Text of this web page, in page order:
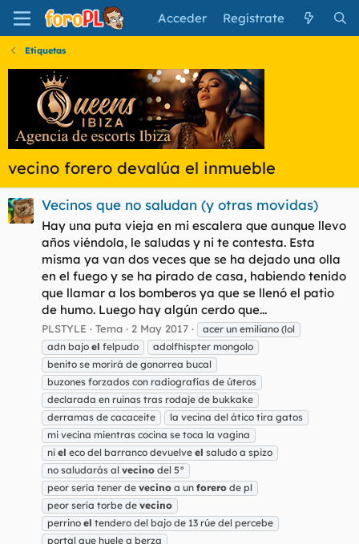
Acceder Regístrate
Etiquetas
vecino forero devalúa el inmueble
Vecinos que no saludan (y otras movidas)
Hay una puta vieja en mi escalera que aunque llevo
años viéndola, le saludas y ni te contesta. Esta
misma ya van dos veces que se ha dejado una olla
en el fuego y se ha pirado de casa, habiendo tenido
que llamar a los bomberos ya que se llenó el patio
de humo. Luego hay algún cerdo que...
PLSTYLE Tema 2 May 2017
acer un emiliano (lol
adn bajo el felpudo
adolfhispter mongolo
benito se morirá de gonorrea bucal
buzones forzados con radiografías de úteros
declarada en ruinas tras rodaje de bukkake
derramas de cacaceite
la vecina del ático tira gatos
mi vecina mientras cocina se toca la vagina
ni el eco del barranco devuelve el saludo a spizo
no saludarás al vecino del 5°
peor sería tener de vecino a un forero de pl
peor sería torbe de vecino
perrino el tendero del bajo de 13 rúe del percebe
portal que huele a berza